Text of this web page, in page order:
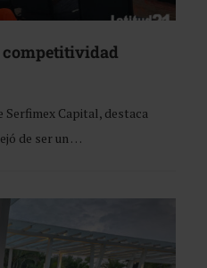
competitividad
Serfimex Capital, destaca
de ser un …